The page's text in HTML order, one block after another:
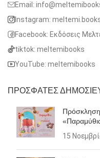
Email:
Instagram:
Facebook: Εκδόσεις
tiktok: meltemibooks
YouTube: meltemibooks
ΠΡΟΣΦΑΤΕΣ
Πρόσκληση
15